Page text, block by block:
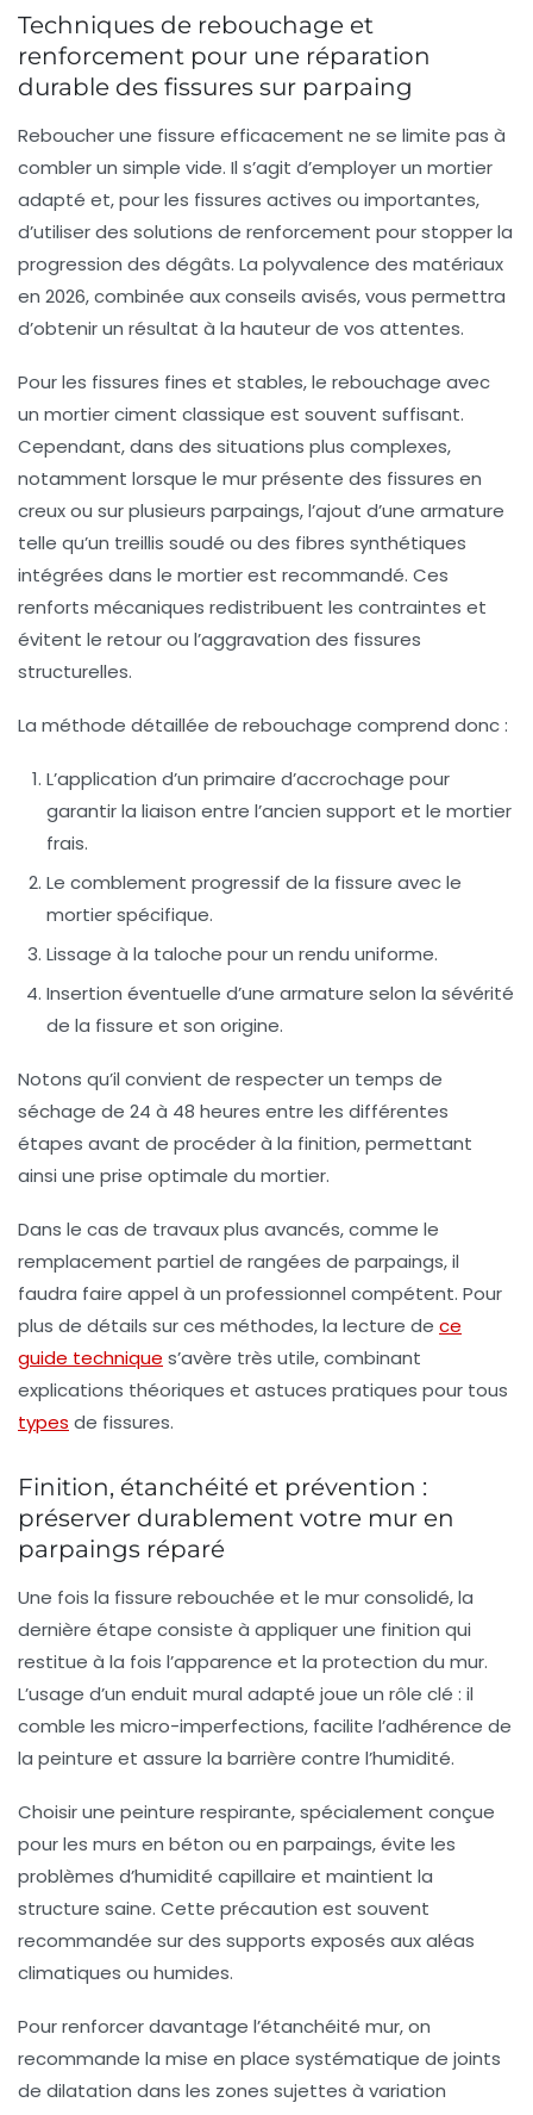
Techniques de rebouchage et
renforcement pour une réparation
durable des fissures sur parpaing
Reboucher une fissure efficacement ne se limite pas à
combler un simple vide. Il s’agit d’employer un mortier
adapté et, pour les fissures actives ou importantes,
d’utiliser des solutions de renforcement pour stopper la
progression des dégâts. La polyvalence des matériaux
en 2026, combinée aux conseils avisés, vous permettra
d’obtenir un résultat à la hauteur de vos attentes.
Pour les fissures fines et stables, le rebouchage avec
un mortier ciment classique est souvent suffisant.
Cependant, dans des situations plus complexes,
notamment lorsque le mur présente des fissures en
creux ou sur plusieurs parpaings, l’ajout d’une armature
telle qu’un treillis soudé ou des fibres synthétiques
intégrées dans le mortier est recommandé. Ces
renforts mécaniques redistribuent les contraintes et
évitent le retour ou l’aggravation des fissures
structurelles.
La méthode détaillée de rebouchage comprend donc :
L’application d’un primaire d’accrochage pour
garantir la liaison entre l’ancien support et le mortier
frais.
Le comblement progressif de la fissure avec le
mortier spécifique.
Lissage à la taloche pour un rendu uniforme.
Insertion éventuelle d’une armature selon la sévérité
de la fissure et son origine.
Notons qu’il convient de respecter un temps de
séchage de 24 à 48 heures entre les différentes
étapes avant de procéder à la finition, permettant
ainsi une prise optimale du mortier.
Dans le cas de travaux plus avancés, comme le
remplacement partiel de rangées de parpaings, il
faudra faire appel à un professionnel compétent. Pour
plus de détails sur ces méthodes, la lecture de ce
guide technique s’avère très utile, combinant
explications théoriques et astuces pratiques pour tous
types de fissures.
Finition, étanchéité et prévention :
préserver durablement votre mur en
parpaings réparé
Une fois la fissure rebouchée et le mur consolidé, la
dernière étape consiste à appliquer une finition qui
restitue à la fois l’apparence et la protection du mur.
L’usage d’un enduit mural adapté joue un rôle clé : il
comble les micro-imperfections, facilite l’adhérence de
la peinture et assure la barrière contre l’humidité.
Choisir une peinture respirante, spécialement conçue
pour les murs en béton ou en parpaings, évite les
problèmes d’humidité capillaire et maintient la
structure saine. Cette précaution est souvent
recommandée sur des supports exposés aux aléas
climatiques ou humides.
Pour renforcer davantage l’étanchéité mur, on
recommande la mise en place systématique de joints
de dilatation dans les zones sujettes à variation